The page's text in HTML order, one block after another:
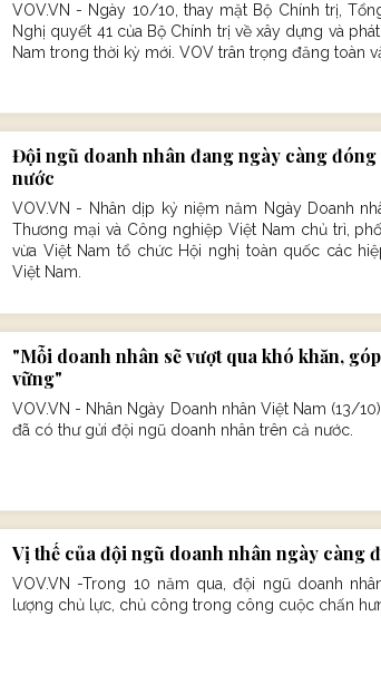
VOV.VN - Ngày 10/10, thay mặt Bộ Chính trị,
Nghị quyết 41 của Bộ Chính trị về xây dựng và
Nam trong thời kỳ mới. VOV trân trọng đăng toàn
Đội ngũ doanh nhân đang ngày càng
nước
VOV.VN - Nhân dịp kỷ niệm năm Ngày Doanh
Thương mại và Công nghiệp Việt Nam chủ trì,
vừa Việt Nam tổ chức Hội nghị toàn quốc các
Việt Nam.
"Mỗi doanh nhân sẽ vượt qua khó khăn,
vững"
VOV.VN - Nhân Ngày Doanh nhân Việt Nam (13/
đã có thư gửi đội ngũ doanh nhân trên cả nước.
Vị thế của đội ngũ doanh nhân ngày càng
VOV.VN -Trong 10 năm qua, đội ngũ doanh
lượng chủ lực, chủ công trong công cuộc chấn